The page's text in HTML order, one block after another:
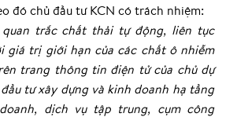
đó chủ đầu tư KCN có trách nhiệm:
quan trắc chất thải tự động, liên tục
giá trị giới hạn của các chất ô nhiễm
trang thông tin điện tử của chủ dự
tư xây dựng và kinh doanh hạ tầng
dịch vụ tập trung, cụm công